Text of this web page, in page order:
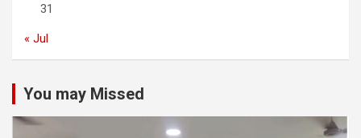
31
« Jul
You may Missed